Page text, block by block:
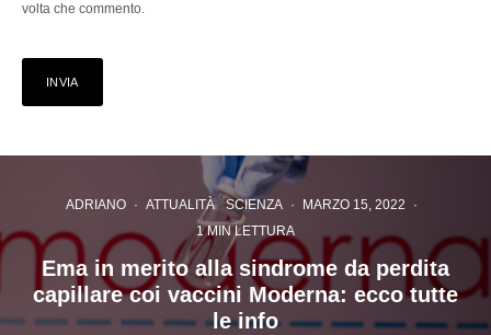
volta che commento.
ADRIANO · ATTUALITÀ SCIENZA · MARZO 15, 2022
·
1 MIN LETTURA
Ema in merito alla sindrome da perdita
capillare coi vaccini Moderna: ecco tutte
le info